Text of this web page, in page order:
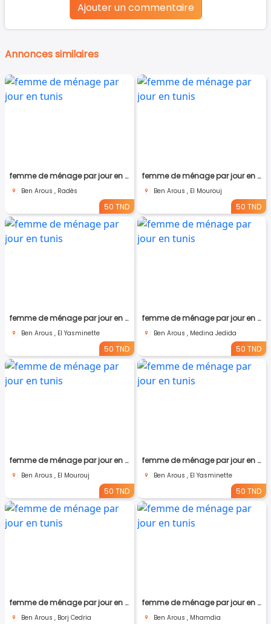
Ajouter un commentaire
Annonces similaires
femme de ménage par jour en tunis
Ben Arous , Radès
50 TND
femme de ménage par jour en tunis
Ben Arous , El Mourouj
50 TND
femme de ménage par jour en tunis
Ben Arous , El Yasminette
50 TND
femme de ménage par jour en tunis
Ben Arous , Medina Jedida
50 TND
femme de ménage par jour en tunis
Ben Arous , El Mourouj
50 TND
femme de ménage par jour en tunis
Ben Arous , El Yasminette
50 TND
femme de ménage par jour en tunis
Ben Arous , Borj Cedria
femme de ménage par jour en tunis
Ben Arous , Mhamdia